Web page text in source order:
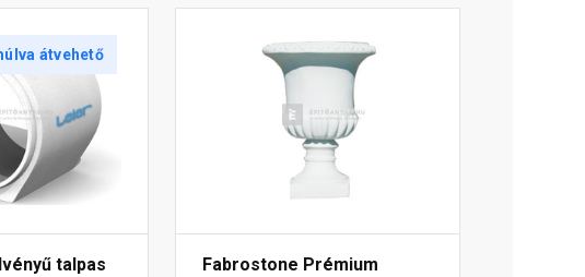
átvehető
talpas
Fabrostone Prémium